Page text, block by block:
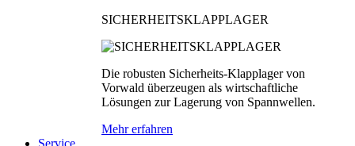
SICHERHEITSKLAPPLAGER
Die robusten Sicherheits-Klapplager von
Vorwald überzeugen als wirtschaftliche
Lösungen zur Lagerung von Spannwellen.
Mehr erfahren
Service